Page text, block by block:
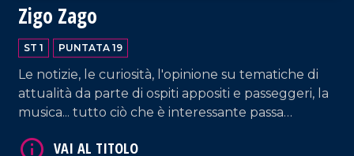
Zigo Zago
ST 1 PUNTATA 19
Le notizie, le curiosità, l'opinione su tematiche di
attualità da parte di ospiti appositi e passeggeri, la
musica... tutto ciò che è interessante passa
VAI AL TITOLO